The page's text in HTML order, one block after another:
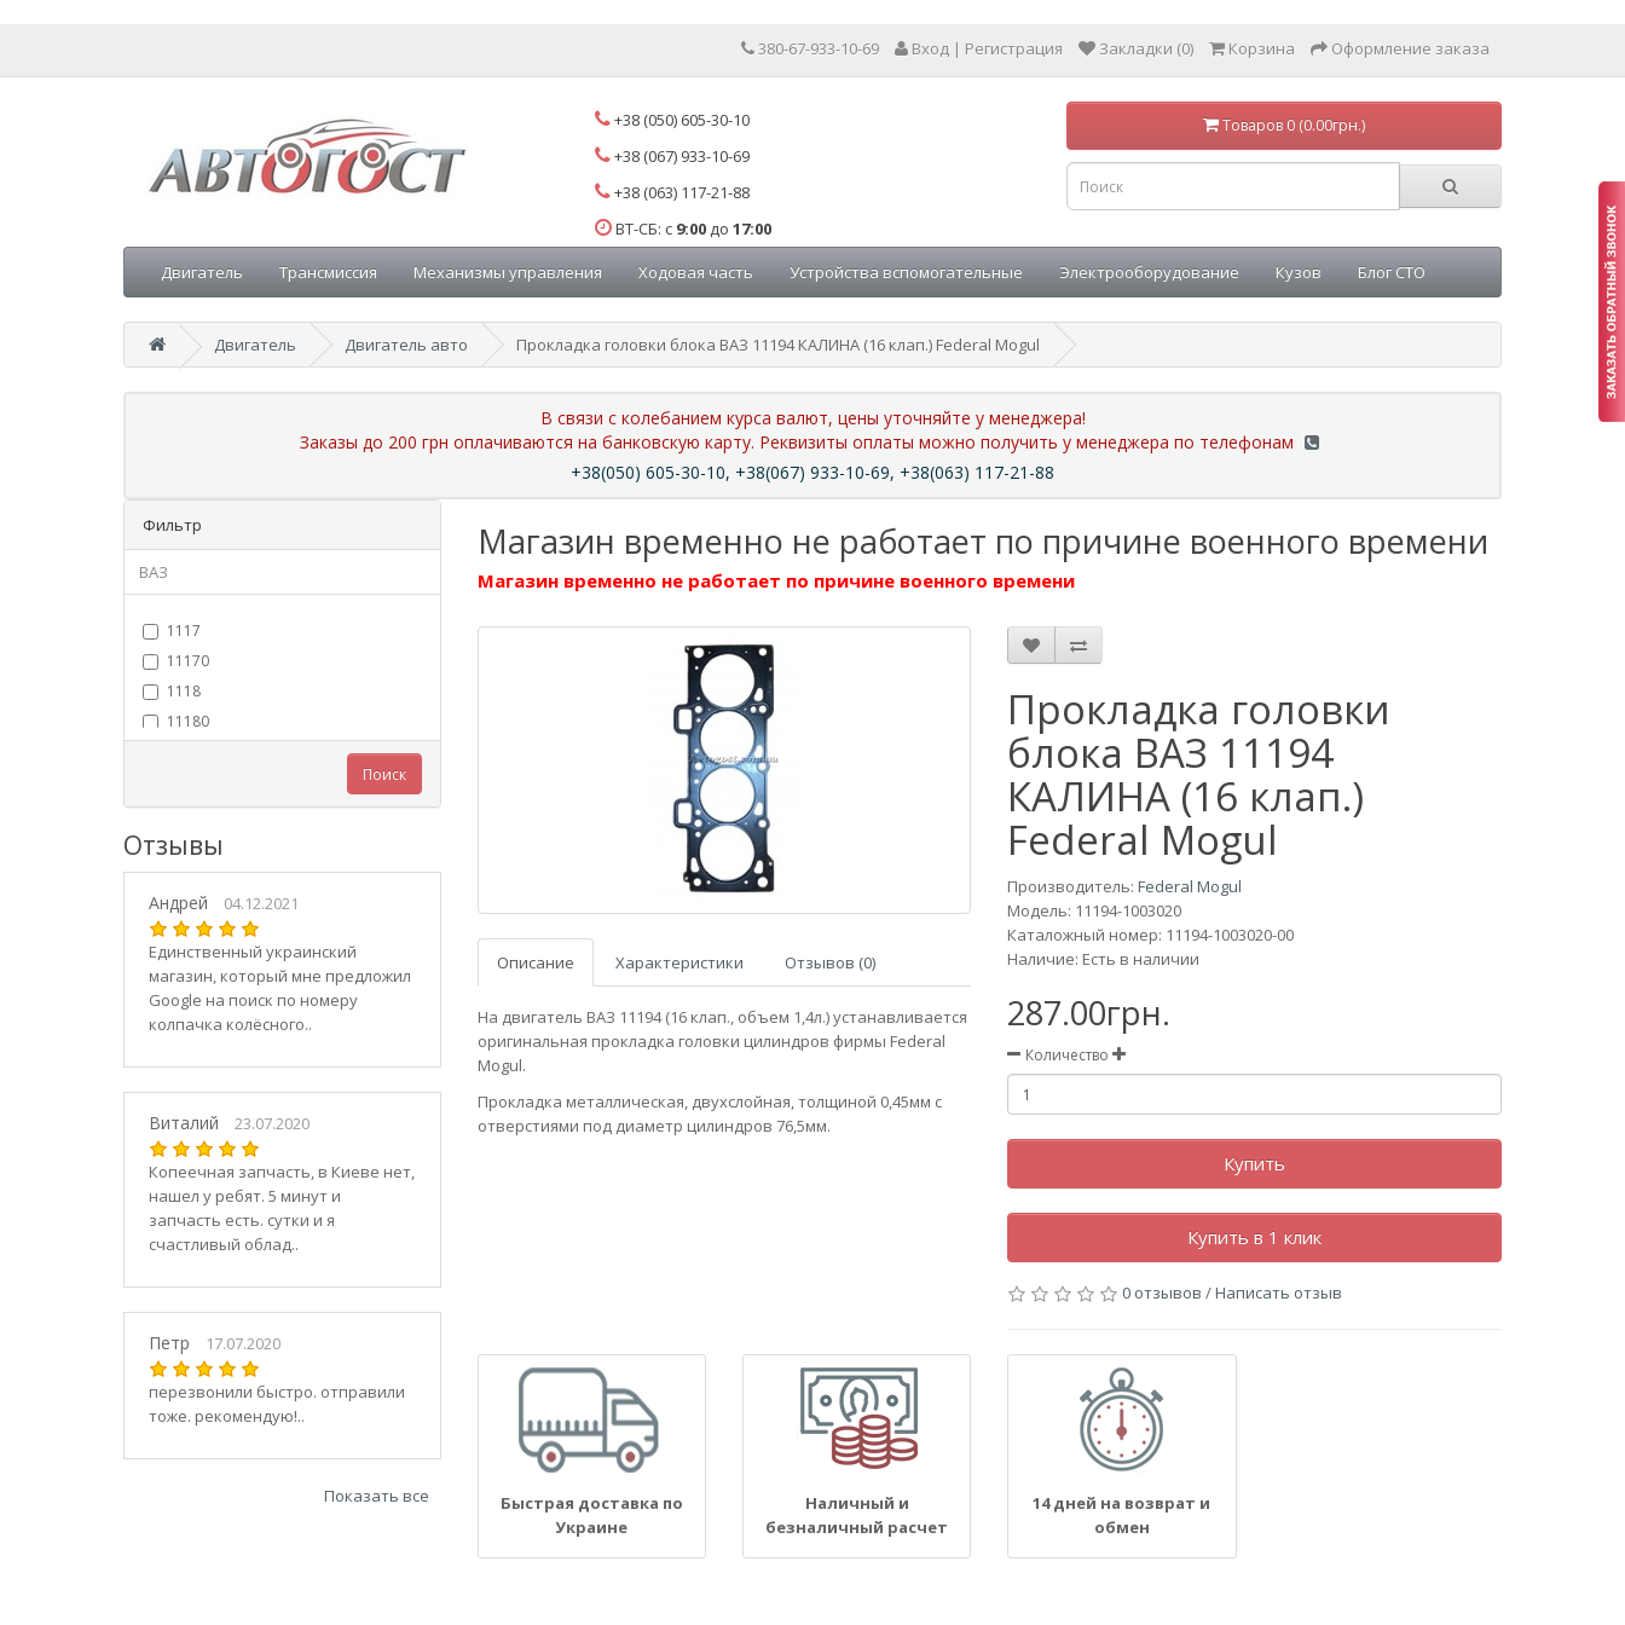
380-67-933-10-69 Вход | Регистрация Закладки (0) Корзина Оформление заказа
+38 (050) 605-30-10
+38 (067) 933-10-69
+38 (063) 117-21-88
ВТ-СБ: с 9:00 до 17:00
Товаров 0 (0.00грн.)
Двигатель Трансмиссия Механизмы управления Ходовая часть Устройства вспомогательные Электрооборудование Кузов Блог СТО
Двигатель Двигатель авто Прокладка головки блока ВАЗ 11194 КАЛИНА (16 клап.) Federal Mogul
В связи с колебанием курса валют, цены уточняйте у менеджера!
Заказы до 200 грн оплачиваются на банковскую карту. Реквизиты оплаты можно получить у менеджера по телефонам
+38(050) 605-30-10, +38(067) 933-10-69, +38(063) 117-21-88
Фильтр
ВАЗ
1117
11170
1118
11180
11186
1119
11190
11194
2101
21010
2102
21020
21040
21044
21047
2107
21070
21073
Поиск
Отзывы
Андрей 04.12.2021
Единственный украинский
магазин, который мне предложил
Google на поиск по номеру
колпачка колёсного..
Виталий 23.07.2020
Копеечная запчасть, в Киеве нет,
нашел у ребят. 5 минут и
запчасть есть. сутки и я
счастливый облад..
Петр 17.07.2020
перезвонили быстро. отправили
тоже. рекомендую!..
Показать все
Магазин временно не работает по причине военного времени
Магазин временно не работает по причине военного времени
Описание Характеристики Отзывов (0)
На двигатель ВАЗ 11194 (16 клап., объем 1,4л.) устанавливается
оригинальная прокладка головки цилиндров фирмы Federal
Mogul.
Прокладка металлическая, двухслойная, толщиной 0,45мм с
отверстиями под диаметр цилиндров 76,5мм.
Прокладка головки
блока ВАЗ 11194
КАЛИНА (16 клап.)
Federal Mogul
Производитель:Federal Mogul
Модель: 11194-1003020
Каталожный номер: 11194-1003020-00
Наличие: Есть в наличии
287.00грн.
Количество
Купить
Купить в 1 клик
0 отзывов /Написать отзыв
Быстрая доставка по
Украине
Наличный и
безналичный расчет
14 дней на возврат и
обмен